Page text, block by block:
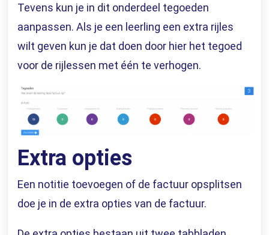
Tevens kun je in dit onderdeel tegoeden
aanpassen. Als je een leerling een extra rijles
wilt geven kun je dat doen door hier het tegoed
voor de rijlessen met één te verhogen.
Extra opties
Een notitie toevoegen of de factuur opsplitsen
doe je in de extra opties van de factuur.